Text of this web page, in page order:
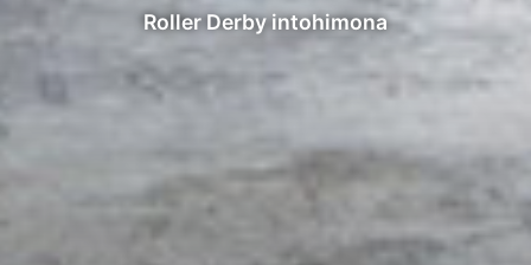
Roller Derby intohimona